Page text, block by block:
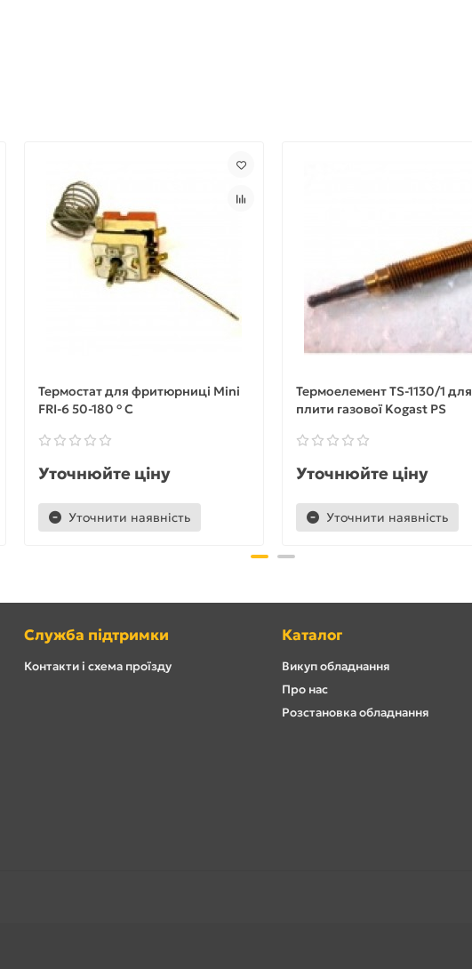
Термостат для фритюрниці Mini
FRI-6 50-180 ° C
Уточнюйте ціну
Уточнити наявність
Термоелемент TS-1130/1 для
плити газової Kogast PS
Уточнюйте ціну
Уточнити наявність
Служба підтримки
Контакти і схема проїзду
Каталог
Викуп обладнання
Про нас
Розстановка обладнання